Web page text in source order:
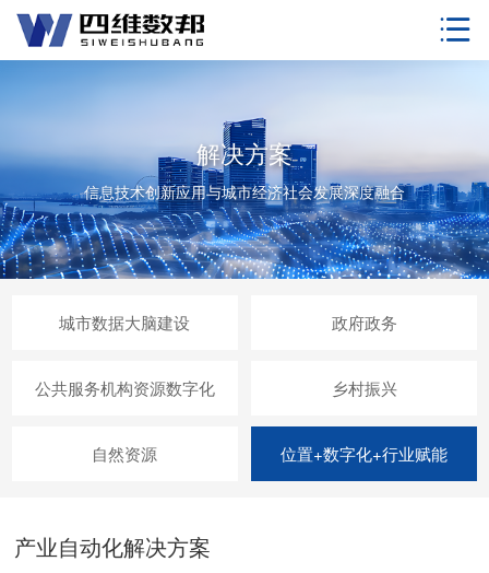

解决方案
信息技术创新应用与城市经济社会发展深度融合
城市数据大脑建设 政府政务
公共服务机构资源数字化 乡村振兴
自然资源 位置+数字化+行业赋能
产业自动化解决方案